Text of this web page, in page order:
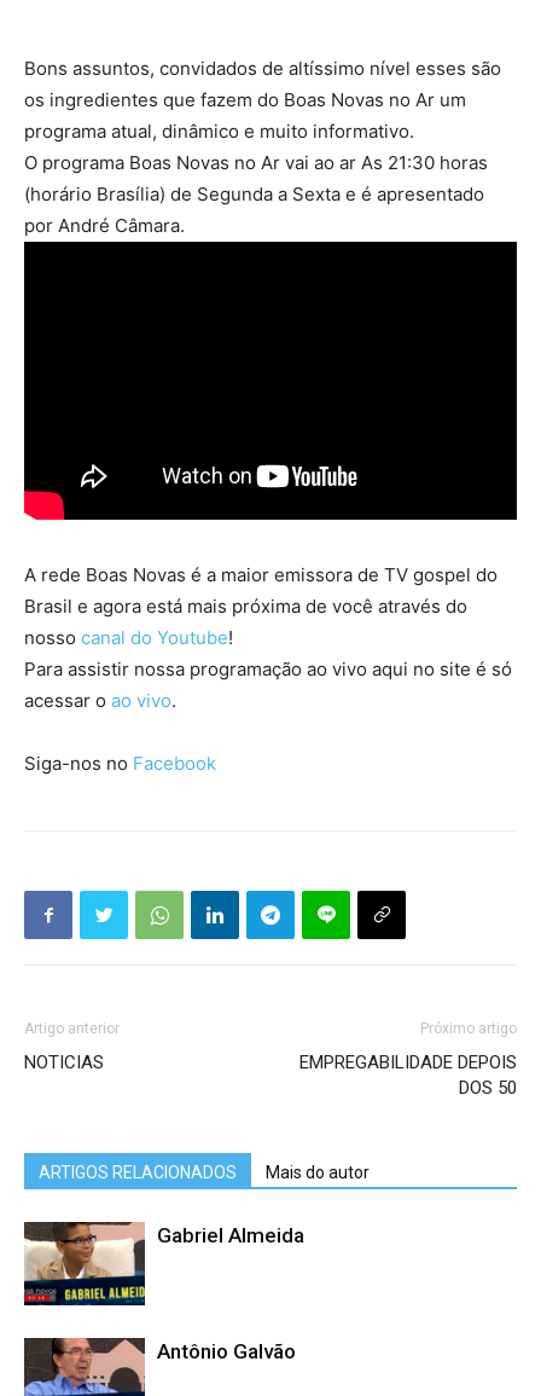
Bons assuntos, convidados de altíssimo nível esses são
os ingredientes que fazem do Boas Novas no Ar um
programa atual, dinâmico e muito informativo.
O programa Boas Novas no Ar vai ao ar As 21:30 horas
(horário Brasília) de Segunda a Sexta e é apresentado
por André Câmara.
A rede Boas Novas é a maior emissora de TV gospel do
Brasil e agora está mais próxima de você através do
nosso canal do Youtube!
Para assistir nossa programação ao vivo aqui no site é só
acessar o ao vivo.
Siga-nos no Facebook
Artigo anterior
NOTICIAS
Próximo artigo
EMPREGABILIDADE DEPOIS
DOS 50
ARTIGOS RELACIONADOS Mais do autor
Gabriel Almeida
Antônio Galvão